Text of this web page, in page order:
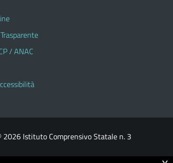
/ ANAC
2026 Istituto Comprensivo Statale n. 3